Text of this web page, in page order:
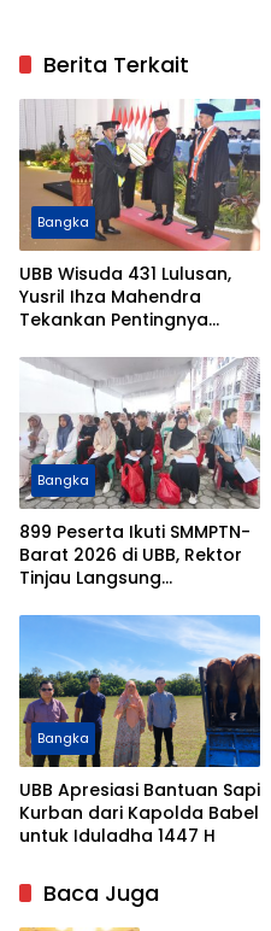
Berita Terkait
Bangka
UBB Wisuda 431 Lulusan,
Yusril Ihza Mahendra
Tekankan Pentingnya
Pengelolaan SDA Berbasis
Ilmu Pengetahuan
Bangka
899 Peserta Ikuti SMMPTN-
Barat 2026 di UBB, Rektor
Tinjau Langsung
Bangka
UBB Apresiasi Bantuan Sapi
Kurban dari Kapolda Babel
untuk Iduladha 1447 H
Baca Juga